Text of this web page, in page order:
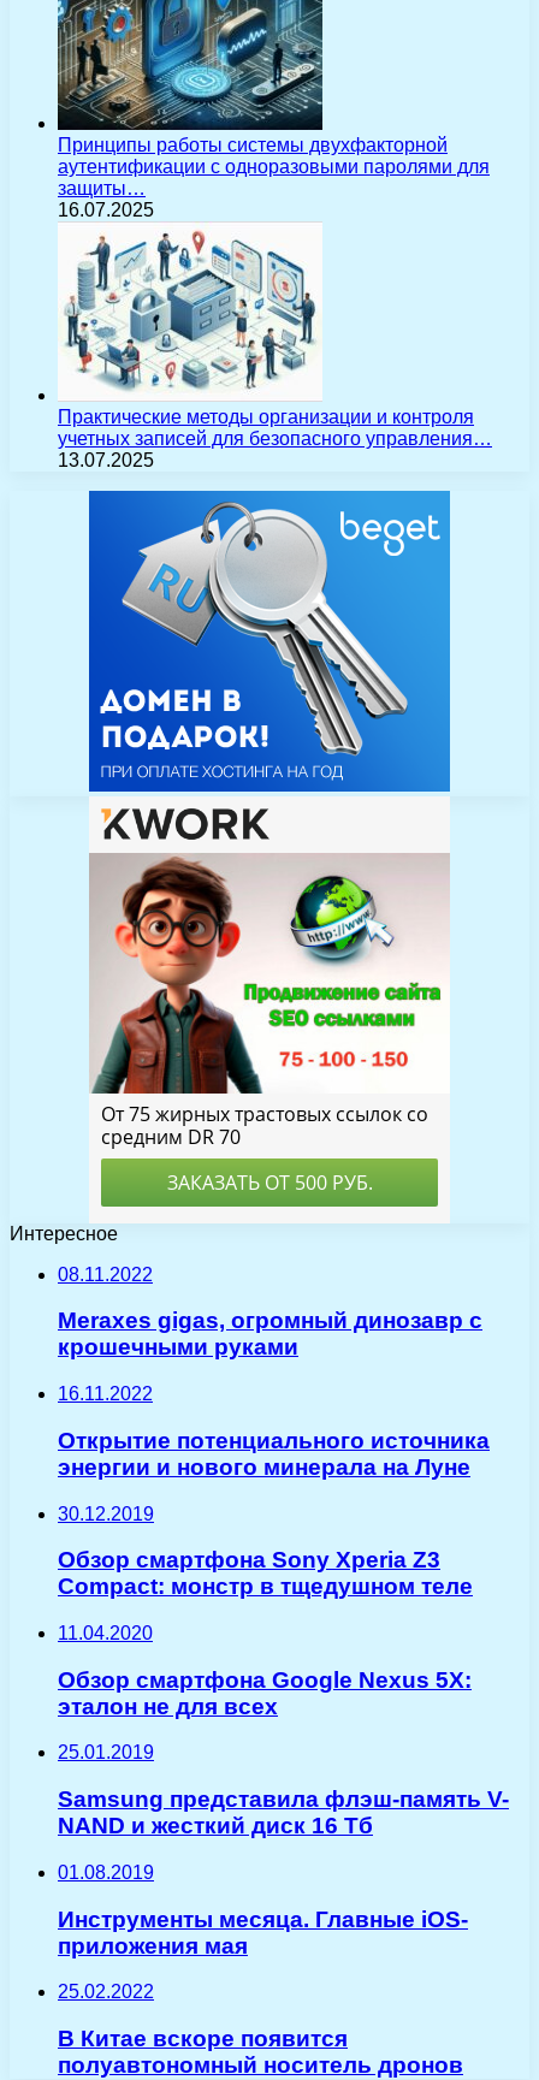
Принципы работы системы двухфакторной
аутентификации с одноразовыми паролями для
защиты…
16.07.2025
Практические методы организации и контроля
учетных записей для безопасного управления…
13.07.2025
Интересное
08.11.2022
Meraxes gigas, огромный динозавр с
крошечными руками
16.11.2022
Открытие потенциального источника
энергии и нового минерала на Луне
30.12.2019
Обзор смартфона Sony Xperia Z3
Compact: монстр в тщедушном теле
11.04.2020
Обзор смартфона Google Nexus 5X:
эталон не для всех
25.01.2019
Samsung представила флэш-память V-
NAND и жесткий диск 16 Тб
01.08.2019
Инструменты месяца. Главные iOS-
приложения мая
25.02.2022
В Китае вскоре появится
полуавтономный носитель дронов